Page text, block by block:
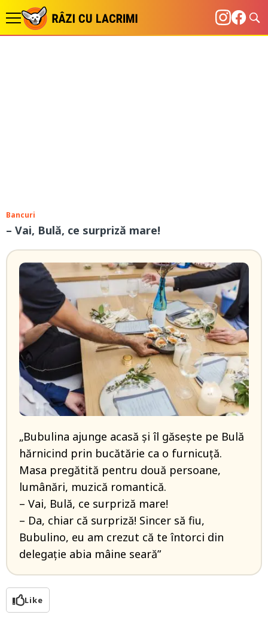
Bancuri
– Vai, Bulă, ce surpriză mare!
„Bubulina ajunge acasă și îl găsește pe Bulă
hărnicind prin bucătărie ca o furnicuță.
Masa pregătită pentru două persoane,
lumânări, muzică romantică.
– Vai, Bulă, ce surpriză mare!
– Da, chiar că surpriză! Sincer să fiu,
Bubulino, eu am crezut că te întorci din
delegație abia mâine seară”
Like